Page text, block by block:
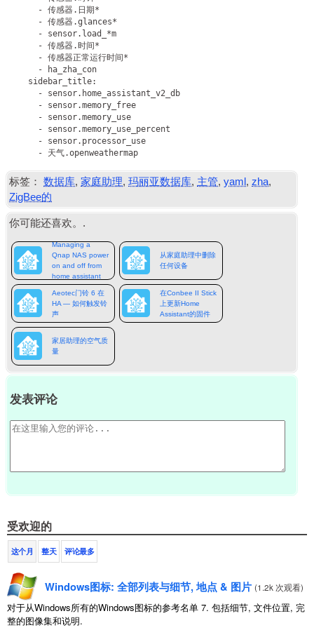
      - 传感器.日期*
      - 传感器.glances*
      - sensor.load_*m
      - 传感器.时间*
      - 传感器正常运行时间*
      - ha_zha_con
    sidebar_title:
      - sensor.home_assistant_v2_db
      - sensor.memory_free
      - sensor.memory_use
      - sensor.memory_use_percent
      - sensor.processor_use
标签： 数据库,家庭助理,玛丽亚数据库, 主管,yaml ,zha,
ZigBee的
你可能还喜欢。.
Managing a
Qnap NAS power
on and off from
home assistant
从家庭助理中删除
任何设备
Aeotec门铃 6 在
HA — 如何触发铃
声
在Conbee II Stick
上更新Home
Assistant的固件
家居助理的空气质
量
发表评论
受欢迎的
这个月 整天 评论最多
Windows图标: 全部列表与细节, 地点 & 图片 (1.2k 次观看)
对于从Windows所有的Windows图标的参考名单 7. 包括细节, 文件位置, 完
整的图像集和说明.